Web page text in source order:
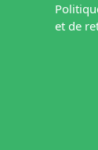
et de